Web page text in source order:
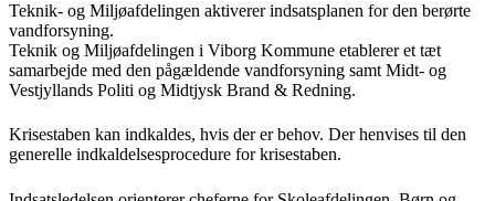
Teknik- og Miljøafdelingen aktiverer indsatsplanen for den berørte
vandforsyning.
Teknik og Miljøafdelingen i Viborg Kommune etablerer et tæt
samarbejde med den pågældende vandforsyning samt Midt- og
Vestjyllands Politi og Midtjysk Brand & Redning.
Krisestaben kan indkaldes, hvis der er behov. Der henvises til den
generelle indkaldelsesprocedure for krisestaben.